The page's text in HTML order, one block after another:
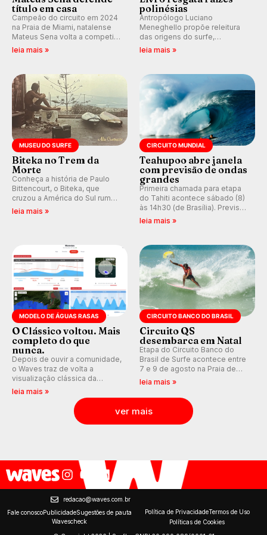
título em casa
Campeão do circuito em 2024
na Praia de Miami, natalense
Mateus Sena volta a competir
em casa em busca de manter a
leia mais »
polinésias
Antropólogo Luciano
Meneghello propõe releitura
das origens do surfe,
resgatando a cultura polinésia
prática em esporte e indústria.
leia mais »
MUSEU DO SURFE
Biteka no Trem da
Morte
Conheça a história de Paulo
Bittencourt, o Biteka, que
cruzou a América do Sul rumo
ao Pacífico em uma jornada
leia mais »
CIRCUITO MUNDIAL
Teahupoo abre janela
com previsão de ondas
grandes
Primeira chamada para etapa
do Tahiti acontece sábado (8)
às 14h30 (de Brasília). Previsão
indica swell consistente.
Kelly Slater convidado.
leia mais »
MODELO DE ÁGUAS RASAS
O Clássico voltou. Mais
completo do que
nunca.
Depois de ouvir a comunidade,
o Waves traz de volta a
visualização clássica da
previsão de águas rasas,
agora integrada à nova
plataforma e com previsão das
ondas para até 16 dias.
leia mais »
CIRCUITO BANCO DO BRASIL
Circuito QS
desembarca em Natal
Etapa do Circuito Banco do
Brasil de Surfe acontece entre
7 e 9 de agosto na Praia de
Miami (RN), em disputas
(QS) 4.000 e pela corrida por
vagas no Challenger Series.
leia mais »
ver mais
redacao@waves.com.br
Fale conoscoPublicidadeSugestões de pauta
Wavescheck
Política de PrivacidadeTermos de Uso
Políticas de Cookies